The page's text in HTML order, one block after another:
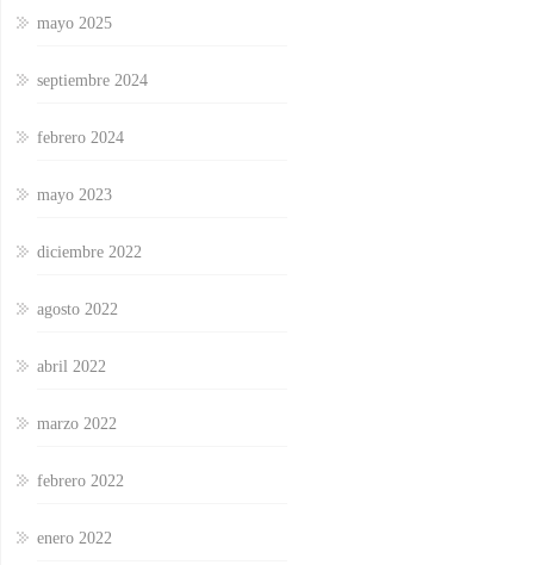
mayo 2025
septiembre 2024
febrero 2024
mayo 2023
diciembre 2022
agosto 2022
abril 2022
marzo 2022
febrero 2022
enero 2022